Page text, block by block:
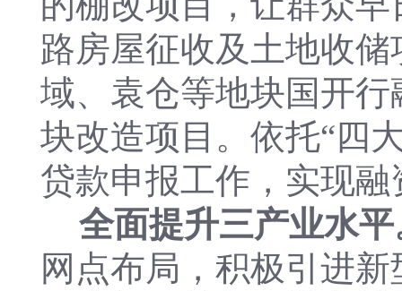
路房屋征收及土地收
域、袁仓等地块国开
块改造项目。依托“四
贷款申报工作，实现融
全面提升三产业水平
网点布局，积极引进